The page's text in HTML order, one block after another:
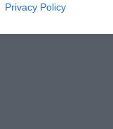
Privacy Policy